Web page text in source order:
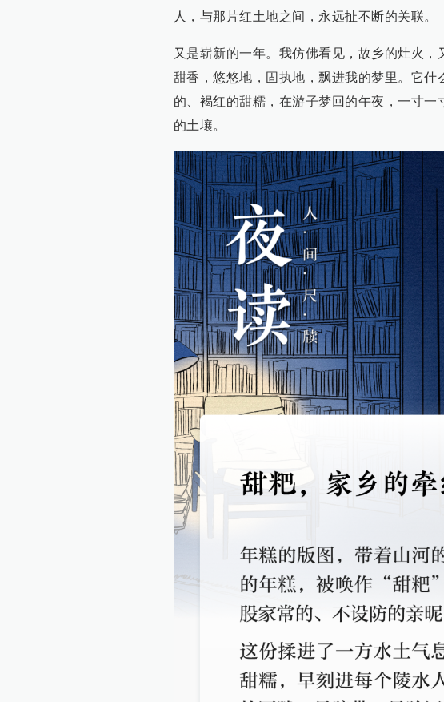
人，与那片红土地之间，永远扯不断的关联。
又是崭新的一年。我仿佛看见，故乡的灶火
甜香，悠悠地，固执地，飘进我的梦里。它什
的、褐红的甜糯，在游子梦回的午夜，一寸
的土壤。